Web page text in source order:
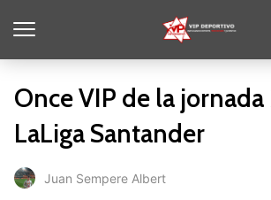
Once VIP de la jornada
LaLiga Santander
Juan Sempere Albert